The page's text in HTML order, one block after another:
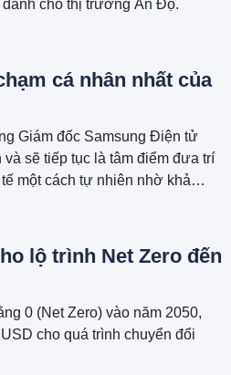
cho thị trường Ấn Độ.
cá nhân nhất của
Giám đốc Samsung Điện tử
sẽ tiếp tục là tâm điểm đưa trí
một cách tự nhiên nhờ khả
lộ trình Net Zero đến
0 (Net Zero) vào năm 2050,
cho quá trình chuyển đổi